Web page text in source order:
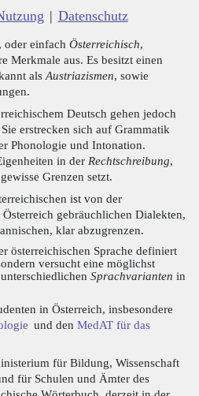
| Datenschutz
, oder einfach Österreichisch,
Merkmale aus. Es besitzt einen
als Austriazismen, sowie
Deutsch gehen jedoch
erstrecken sich auf Grammatik
Phonologie und Intonation.
in der Rechtschreibung,
Grenzen setzt.
ist von der
gebräuchlichen Dialekten,
klar abzugrenzen.
österreichischen Sprache definiert
versucht eine möglichst
Sprachvarianten in
in Österreich, insbesondere
und den MedAT für das
für Bildung, Wissenschaft
für Schulen und Ämter des